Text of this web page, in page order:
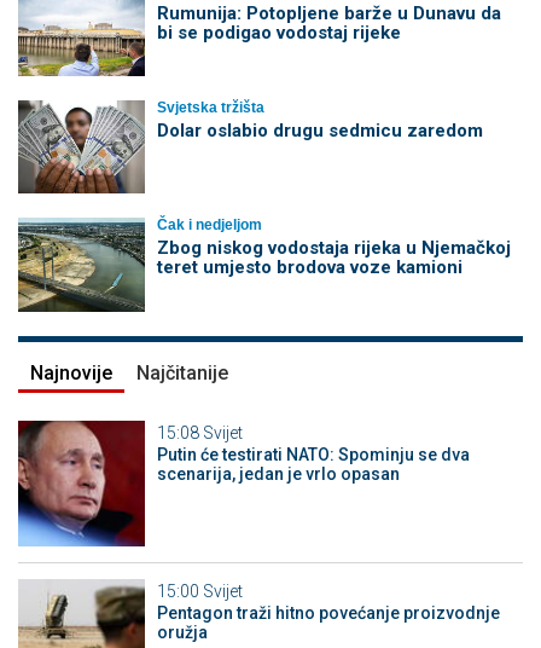
Rumunija: Potopljene barže u Dunavu da
bi se podigao vodostaj rijeke
Svjetska tržišta
Dolar oslabio drugu sedmicu zaredom
Čak i nedjeljom
Zbog niskog vodostaja rijeka u Njemačkoj
teret umjesto brodova voze kamioni
Najnovije Najčitanije
15:08 Svijet
Putin će testirati NATO: Spominju se dva
scenarija, jedan je vrlo opasan
15:00 Svijet
Pentagon traži hitno povećanje proizvodnje
oružja